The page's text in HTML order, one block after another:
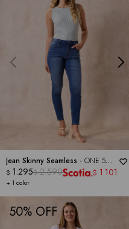
Jean Skinny Seamless - ONE 5
ONE
+ 1 color
$ 1.295$ 2.590 $ 1.101
50